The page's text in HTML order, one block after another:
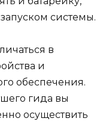
системы.
в
и
обеспечения.
гида вы
осуществить